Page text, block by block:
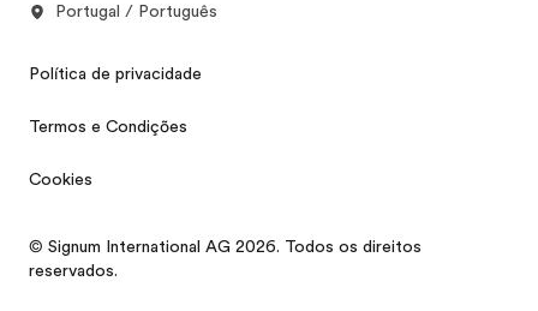
Portugal / Português
Política de privacidade
Termos e Condições
Cookies
© Signum International AG 2026. Todos os direitos
reservados.